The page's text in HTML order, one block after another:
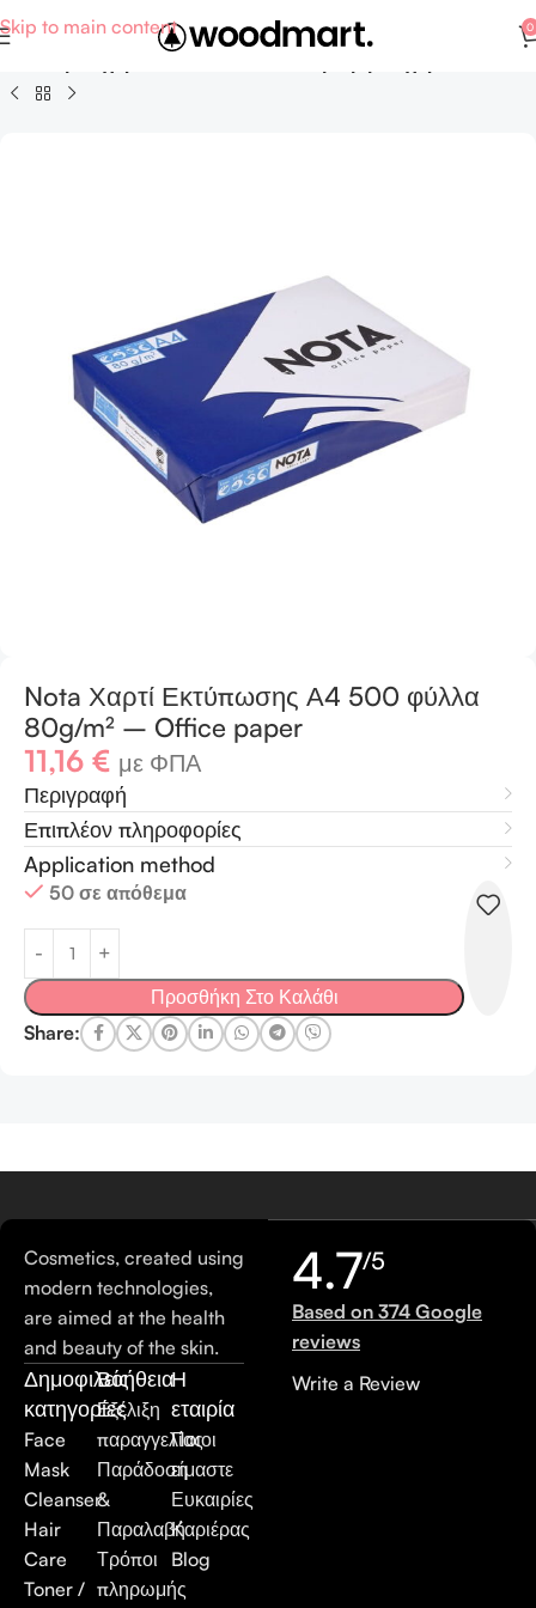
Skip to main content 0
Nota Χαρτί Εκτύπωσης Α4 500 φύλλα
80g/m² – Office paper
11,16 € με ΦΠΑ
Περιγραφή
Επιπλέον πληροφορίες
Application method
50 σε απόθεμα
Προσθήκη Στο Καλάθι
Share:
Cosmetics, created using
modern technologies,
are aimed at the health
and beauty of the skin.
Δημοφιλείς
κατηγορίες
Face
Mask
Cleanser
Hair
Care
Toner /
Βοήθεια
Εξέλιξη
παραγγελίας
Παράδοση
&
Παραλαβή
Τρόποι
πληρωμής
Η
εταιρία
Ποιοι
είμαστε
Ευκαιρίες
Καριέρας
Blog
4.7/5
Based on 374 Google
reviews
Write a Review